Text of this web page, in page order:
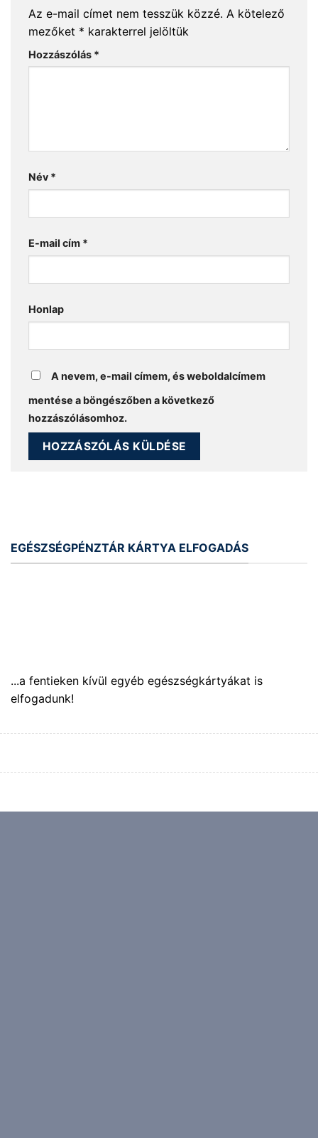
Az e-mail címet nem tesszük közzé. A kötelező
mezőket * karakterrel jelöltük
Hozzászólás *
Név *
E-mail cím *
Honlap
A nevem, e-mail címem, és weboldalcímem
mentése a böngészőben a következő
hozzászólásomhoz.
EGÉSZSÉGPÉNZTÁR KÁRTYA ELFOGADÁS
...a fentieken kívül egyéb egészségkártyákat is
elfogadunk!